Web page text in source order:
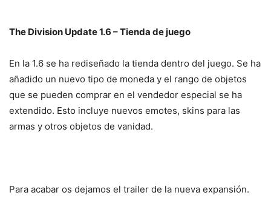
The Division Update 1.6 – Tienda de juego
En la 1.6 se ha rediseñado la tienda dentro del juego. Se ha
añadido un nuevo tipo de moneda y el rango de objetos
que se pueden comprar en el vendedor especial se ha
extendido. Esto incluye nuevos emotes, skins para las
armas y otros objetos de vanidad.
Para acabar os dejamos el trailer de la nueva expansión.